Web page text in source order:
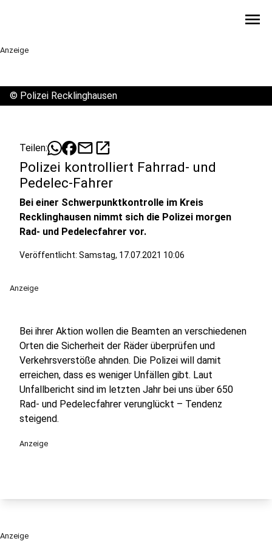
menu
Anzeige
© Polizei Recklinghausen
Teilen: mailopen_in_new
Polizei kontrolliert Fahrrad- und
Pedelec-Fahrer
Bei einer Schwerpunktkontrolle im Kreis
Recklinghausen nimmt sich die Polizei morgen
Rad- und Pedelecfahrer vor.
Veröffentlicht: Samstag, 17.07.2021 10:06
Anzeige
Bei ihrer Aktion wollen die Beamten an verschiedenen
Orten die Sicherheit der Räder überprüfen und
Verkehrsverstöße ahnden. Die Polizei will damit
erreichen, dass es weniger Unfällen gibt. Laut
Unfallbericht sind im letzten Jahr bei uns über 650
Rad- und Pedelecfahrer verunglückt – Tendenz
steigend.
Anzeige
Anzeige